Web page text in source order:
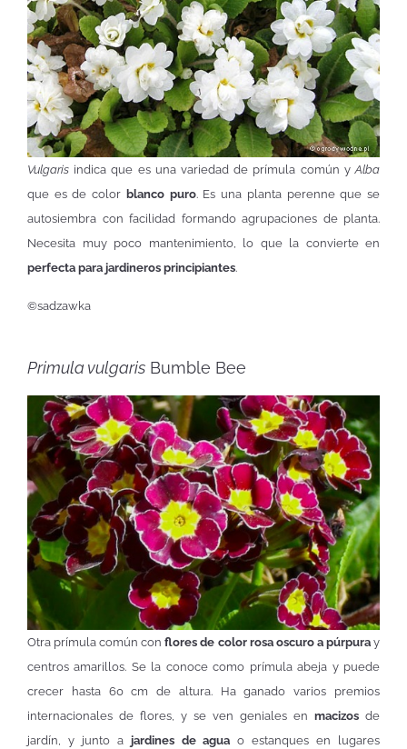
Vulgaris indica que es una variedad de prímula común yAlba
que es de color blanco puro. Es una planta perenne que se
autosiembra con facilidad formando agrupaciones de planta.
Necesita muy poco mantenimiento, lo que la convierte en
perfecta para jardineros principiantes.
©sadzawka
Primula vulgaris Bumble Bee
Otra prímula común conflores de color rosa oscuro a púrpuray
centros amarillos. Se la conoce como prímula abeja y puede
crecer hasta 60 cm de altura. Ha ganado varios premios
internacionales de flores, y se ven geniales en macizos de
jardín, y junto a jardines de agua o estanques en lugares